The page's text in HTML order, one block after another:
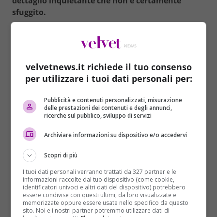
sfuggito.
Incoronazione Re Carlo III, il
dettaglio inquietante che ha
velvetnews.it richiede il tuo consenso
per utilizzare i tuoi dati personali per:
Pubblicità e contenuti personalizzati, misurazione
delle prestazioni dei contenuti e degli annunci,
ricerche sul pubblico, sviluppo di servizi
Archiviare informazioni su dispositivo e/o accedervi
Scopri di più
I tuoi dati personali verranno trattati da 327 partner e le
informazioni raccolte dal tuo dispositivo (come cookie,
identificatori univoci e altri dati del dispositivo) potrebbero
essere condivise con questi ultimi, da loro visualizzate e
memorizzate oppure essere usate nello specifico da questo
sito. Noi e i nostri partner potremmo utilizzare dati di